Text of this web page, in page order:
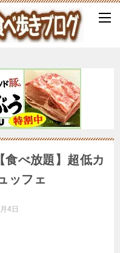
食べ放題】超低カ
ッフェ
4日